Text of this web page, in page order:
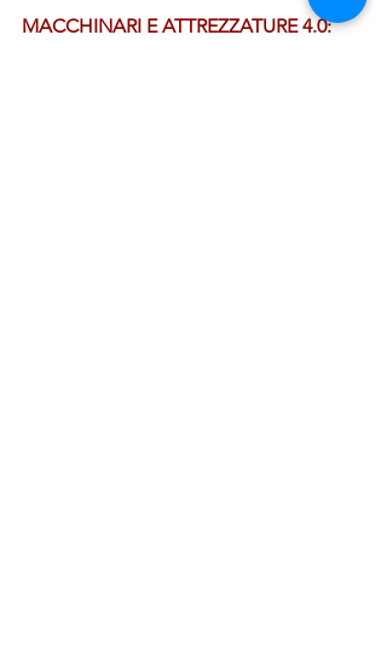
MACCHINARI E ATTREZZATURE 4.0: